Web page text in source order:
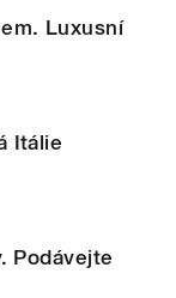
Luxusní
Itálie
Podávejte